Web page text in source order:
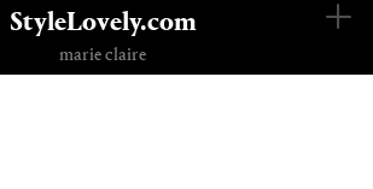
StyleLovely.com
marie claire